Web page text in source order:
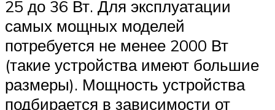
25 до 36 Вт. Для эксплуатации
самых мощных моделей
потребуется не менее 2000 Вт
(такие устройства имеют большие
размеры). Мощность устройства
подбирается в зависимости от